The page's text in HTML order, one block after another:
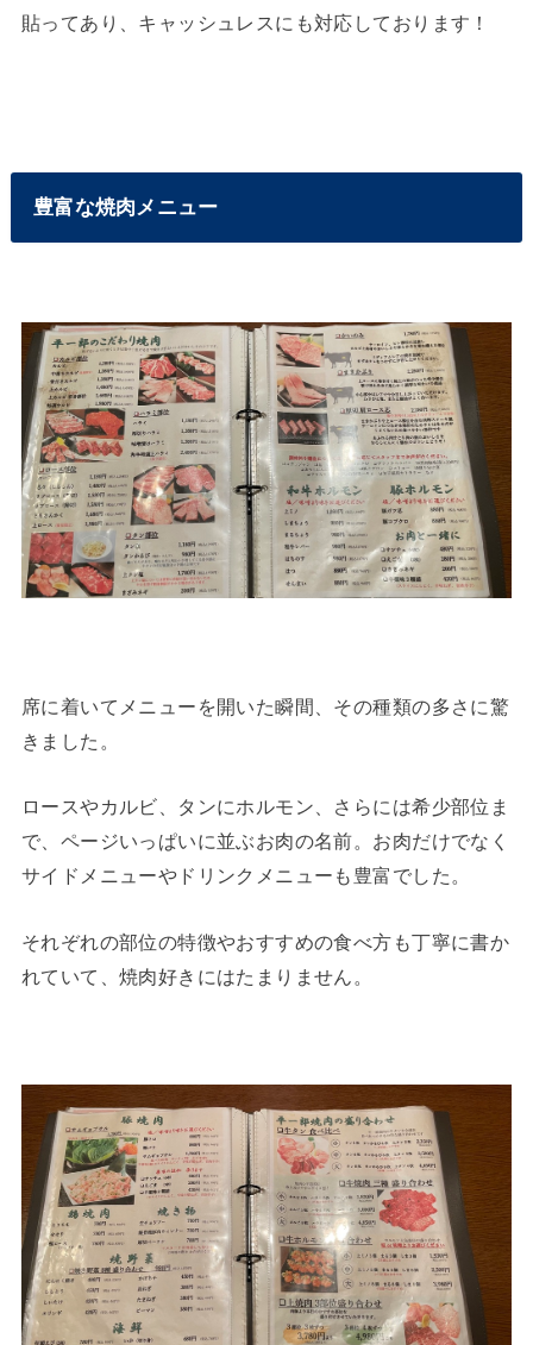
貼ってあり、キャッシュレスにも対応しております！
豊富な焼肉メニュー
席に着いてメニューを開いた瞬間、その種類の多さに驚
きました。
ロースやカルビ、タンにホルモン、さらには希少部位ま
で、ページいっぱいに並ぶお肉の名前。お肉だけでなく
サイドメニューやドリンクメニューも豊富でした。
それぞれの部位の特徴やおすすめの食べ方も丁寧に書か
れていて、焼肉好きにはたまりません。